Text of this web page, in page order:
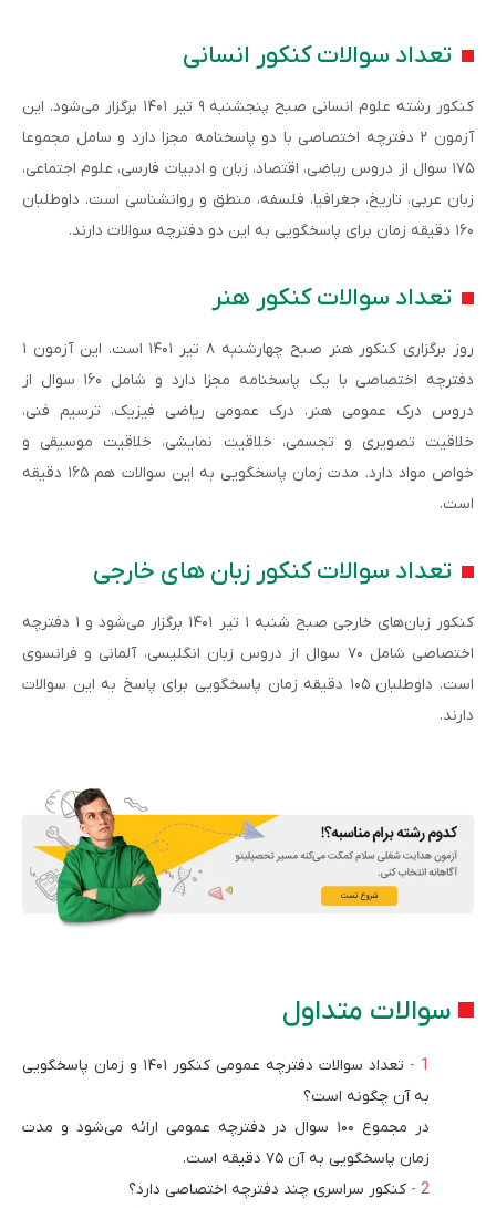
تعداد سوالات کنکور انسانی
کنکور رشته علوم انسانی صبح پنجشنبه ۹ تیر ۱۴۰۱ برگزار می‌شود. این
آزمون ۲ دفترچه اختصاصی با دو پاسخنامه مجزا دارد و سامل مجموعا
۱۷۵ سوال از دروس ریاضی، اقتصاد، زبان و ادبیات فارسی، علوم اجتماعی،
زبان عربی، تاریخ، جغرافیا، فلسفه، منطق و روانشناسی است. داوطلبان
۱۶۰ دقیقه زمان برای پاسخگویی به این دو دفترچه سوالات دارند.
تعداد سوالات کنکور هنر
روز برگزاری کنکور هنر صبح چهارشنبه ۸ تیر ۱۴۰۱ است. این آزمون ۱
دفترچه اختصاصی با یک پاسخنامه مجزا دارد و شامل ۱۶۰ سوال از
دروس درک عمومی هنر، درک عمومی ریاضی فیزیک، ترسیم فنی،
خلاقیت تصویری و تجسمی، خلاقیت نمایشی، خلاقیت موسیقی و
خواص مواد دارد. مدت زمان پاسخگویی به این سوالات هم ۱۶۵ دقیقه
است.
تعداد سوالات کنکور زبان های خارجی
کنکور زبان‌های خارجی صبح شنبه ۱ تیر ۱۴۰۱ برگزار می‌شود و ۱ دفترچه
اختصاصی شامل ‌۷۰ سوال از دروس زبان انگلیسی، آلمانی و فرانسوی
است. داوطلبان ۱۰۵ دقیقه زمان پاسخگویی برای پاسخ به این سوالات
دارند.
سوالات متداول
تعداد سوالات دفترچه عمومی کنکور ۱۴۰۱ و زمان پاسخگویی
به آن چگونه است؟
در مجموع ۱۰۰ سوال در دفترچه عمومی ارائه می‌شود و مدت
زمان پاسخگویی به آن ۷۵ دقیقه است.
کنکور سراسری چند دفترچه اختصاصی دارد؟